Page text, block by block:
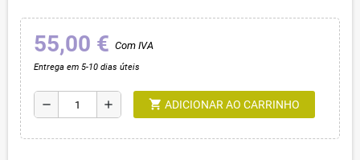
55,00 € Com IVA
Entrega em 5-10 dias úteis
remove add shopping_cart ADICIONAR AO CARRINHO